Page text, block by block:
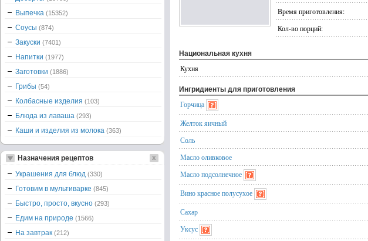
Время приготовления:
Кол-во порций:
Национальная кухня
Кухня
Ингридиенты для приготовления
Горчица
Желток яичный
Соль
Масло оливковое
Масло подсолнечное
Вино красное полусухое
Сахар
Уксус
Выпечка (15352)
Соусы (874)
Закуски (7401)
Напитки (1977)
Заготовки (1886)
Грибы (54)
Колбасные изделия (103)
Блюда из лаваша (293)
Каши и изделия из молока (363)
Назначения рецептов
Украшения для блюд (330)
Готовим в мультиварке (845)
Быстро, просто, вкусно (293)
Едим на природе (1566)
На завтрак (212)